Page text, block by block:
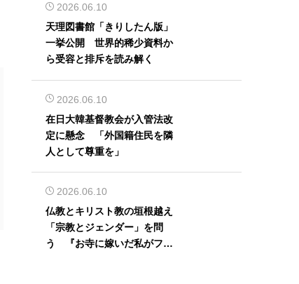
2026.06.10
天理図書館「きりしたん版」
一挙公開 世界的稀少資料か
ら受容と排斥を読み解く
2026.06.10
在日大韓基督教会が入管法改
定に懸念 「外国籍住民を隣
人として尊重を」
2026.06.10
仏教とキリスト教の垣根越え
「宗教とジェンダー」を問
う 『お寺に嫁いだ私がフェ